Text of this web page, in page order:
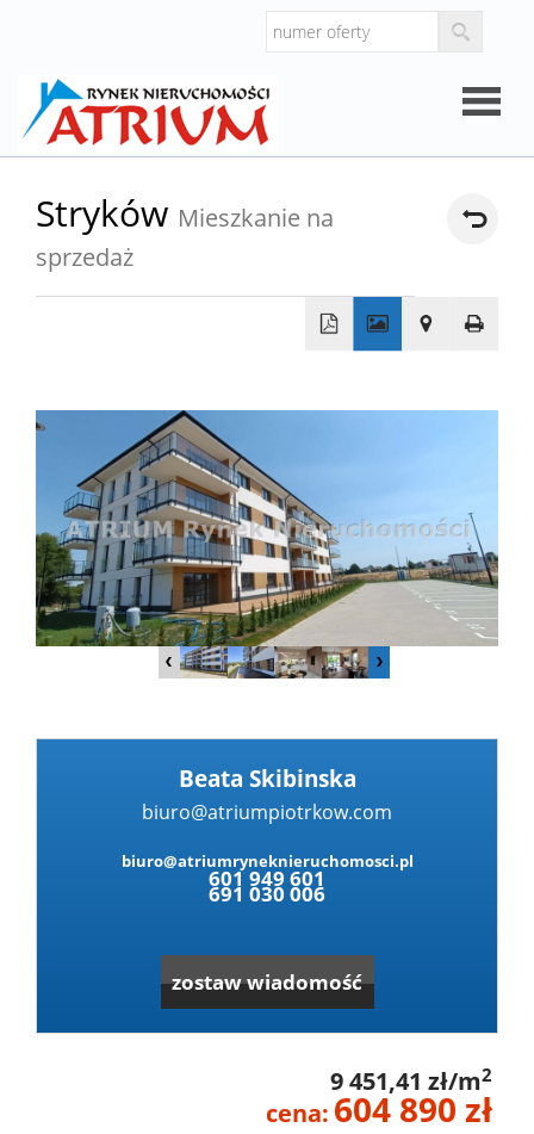
firmie
Domy
Dzialki
Usługi
Stryków Mieszkanie na
sprzedaż
−
Beata Skibinska
biuro@atriumpiotrkow.com
biuro@atriumryneknieruchomosci.pl
601 949 601
691 030 006
zostaw wiadomość
9 451,41 zł/m2
cena: 604 890 zł